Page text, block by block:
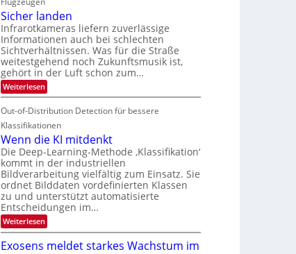
m
s
u
n
d
M
a
n
S
p
e
c
t
r
a
h
k
e
i
t
e
e
r
i
n
V
I
S
I
O
N
T
e
c
h
T
a
l
k
s
d
e
d
T
o
u
r
e
a
u
f
d
e
r
V
I
Sicher landen
Infrarotkameras liefern zuverlässige
Informationen auch bei schlechten
Sichtverhältnissen. Was für die Straße
weitestgehend noch Zukunftsmusik ist,
gehört in der Luft schon zum…
Weiterlesen:
S
c
h
r
l
a
n
d
e
n
Out-of-Distribution Detection für bessere
Klassifikationen
Wenn die KI mitdenkt
Die Deep-Learning-Methode ‚Klassifikation‘
kommt in der industriellen
Bildverarbeitung vielfältig zum Einsatz. Sie
ordnet Bilddaten vordefinierten Klassen
zu und unterstützt automatisierte
Entscheidungen im…
Weiterlesen:
W
n
Exosens meldet starkes Wachstum im